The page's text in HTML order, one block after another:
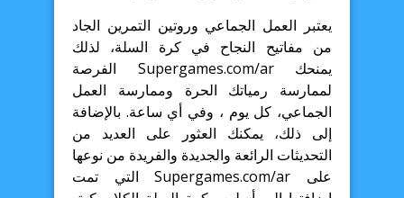
يعتبر العمل الجماعي وروتين التمرين الجاد
من مفاتيح النجاح في كرة السلة، لذلك
يمنحك Supergames.com/ar الفرصة
لممارسة رمياتك الحرة وممارسة العمل
الجماعي، كل يوم ، وفي أي ساعة. بالإضافة
إلى ذلك، يمكنك العثور على العديد من
التحديثات الرائعة والجديدة والفريدة من نوعها
على Supergames.com/ar التي تمت